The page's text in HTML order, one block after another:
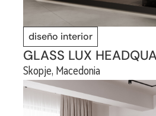
diseño interior
GLASS LUX
Skopje, Macedonia